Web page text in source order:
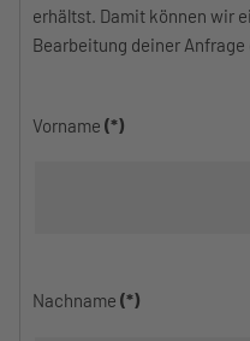
erhältst. Damit können wir
Bearbeitung deiner
Vorname (*)
Nachname (*)